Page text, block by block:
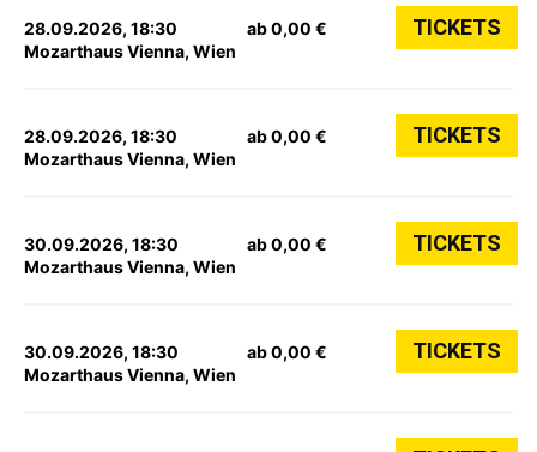
28.09.2026, 18:30
Mozarthaus Vienna, Wien
ab 0,00 € TICKETS
28.09.2026, 18:30
Mozarthaus Vienna, Wien
ab 0,00 € TICKETS
30.09.2026, 18:30
Mozarthaus Vienna, Wien
ab 0,00 € TICKETS
30.09.2026, 18:30
Mozarthaus Vienna, Wien
ab 0,00 € TICKETS